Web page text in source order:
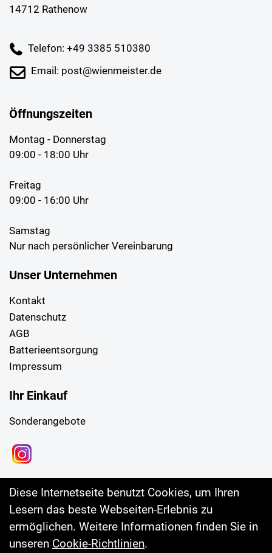
14712 Rathenow
Telefon: +49 3385 510380
Email: post@wienmeister.de
Öffnungszeiten
Montag - Donnerstag
09:00 - 18:00 Uhr
Freitag
09:00 - 16:00 Uhr
Samstag
Nur nach persönlicher Vereinbarung
Unser Unternehmen
Kontakt
Datenschutz
AGB
Batterieentsorgung
Impressum
Ihr Einkauf
Sonderangebote
Diese Internetseite benutzt Cookies, um Ihren
Lesern das beste Webseiten-Erlebnis zu
ermöglichen. Weitere Informationen finden Sie in
unseren Cookie-Richtlinien.